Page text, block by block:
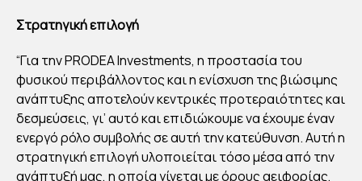
Στρατηγική επιλογή
“Για την PRODEA Investments, η προστασία του
φυσικού περιβάλλοντος και η ενίσχυση της βιώσιμης
ανάπτυξης αποτελούν κεντρικές προτεραιότητες και
δεσμεύσεις, γι’ αυτό και επιδιώκουμε να έχουμε έναν
ενεργό ρόλο συμβολής σε αυτή την κατεύθυνση. Αυτή η
στρατηγική επιλογή υλοποιείται τόσο μέσα από την
ανάπτυξή μας, η οποία γίνεται με όρους αειφορίας,